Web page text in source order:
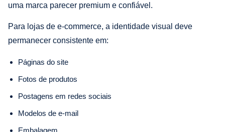
uma marca parecer premium e confiável.
Para lojas de e-commerce, a identidade visual deve
permanecer consistente em:
Páginas do site
Fotos de produtos
Postagens em redes sociais
Modelos de e-mail
Embalagem